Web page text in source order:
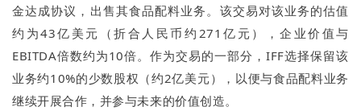
金达成协议，出售其食品配料业务。该交易对该业务的估值
约为43亿美元（折合人民币约271亿元），企业价值与
EBITDA倍数约为10倍。作为交易的一部分，IFF选择保留该
业务约10%的少数股权（约2亿美元），以便与食品配料业务
继续开展合作，并参与未来的价值创造。